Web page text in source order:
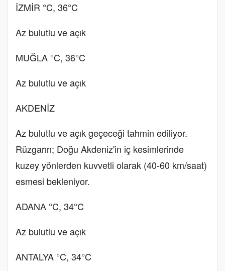
İZMİR °C, 36°C
Az bulutlu ve açık
MUĞLA °C, 36°C
Az bulutlu ve açık
AKDENİZ
Az bulutlu ve açık geçeceği tahmin ediliyor.
Rüzgarın; Doğu Akdeniz'in iç kesimlerinde
kuzey yönlerden kuvvetli olarak (40-60 km/saat)
esmesi bekleniyor.
ADANA °C, 34°C
Az bulutlu ve açık
ANTALYA °C, 34°C